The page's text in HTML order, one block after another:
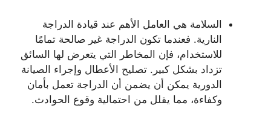
السلامة هي العامل الأهم عند قيادة الدراجة
النارية. فعندما تكون الدراجة غير صالحة تمامًا
للاستخدام، فإن المخاطر التي يتعرض لها السائق
تزداد بشكل كبير. تصليح الأعطال وإجراء الصيانة
الدورية يمكن أن يضمن أن الدراجة تعمل بأمان
وكفاءة، مما يقلل من احتمالية وقوع الحوادث.